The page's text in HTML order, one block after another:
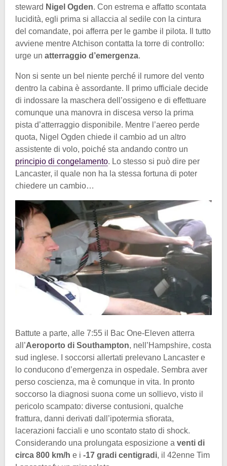
steward Nigel Ogden. Con estrema e affatto scontata
lucidità, egli prima si allaccia al sedile con la cintura
del comandate, poi afferra per le gambe il pilota. Il tutto
avviene mentre Atchison contatta la torre di controllo:
urge un atterraggio d’emergenza.
Non si sente un bel niente perché il rumore del vento
dentro la cabina è assordante. Il primo ufficiale decide
di indossare la maschera dell’ossigeno e di effettuare
comunque una manovra in discesa verso la prima
pista d’atterraggio disponibile. Mentre l’aereo perde
quota, Nigel Ogden chiede il cambio ad un altro
assistente di volo, poiché sta andando contro un
principio di congelamento. Lo stesso si può dire per
Lancaster, il quale non ha la stessa fortuna di poter
chiedere un cambio…
Battute a parte, alle 7:55 il Bac One-Eleven atterra
all’Aeroporto di Southampton, nell’Hampshire, costa
sud inglese. I soccorsi allertati prelevano Lancaster e
lo conducono d’emergenza in ospedale. Sembra aver
perso coscienza, ma è comunque in vita. In pronto
soccorso la diagnosi suona come un sollievo, visto il
pericolo scampato: diverse contusioni, qualche
frattura, danni derivati dall’ipotermia sfiorata,
lacerazioni facciali e uno scontato stato di shock.
Considerando una prolungata esposizione a venti di
circa 800 km/h e i -17 gradi centigradi, il 42enne Tim